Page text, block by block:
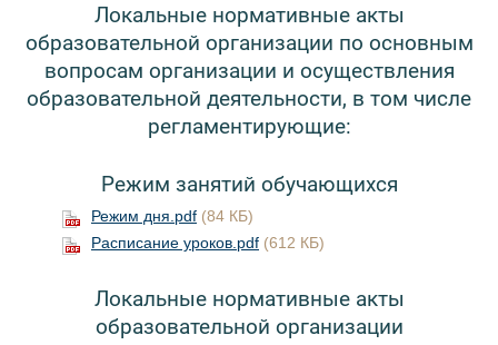
Локальные нормативные акты
образовательной организации по основным
вопросам организации и осуществления
образовательной деятельности, в том числе
регламентирующие:
Режим занятий обучающихся
Режим дня.pdf (84 КБ)
Расписание уроков.pdf (612 КБ)
Локальные нормативные акты
образовательной организации